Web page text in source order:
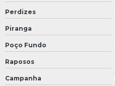
Perdizes
Piranga
Poço Fundo
Raposos
Campanha